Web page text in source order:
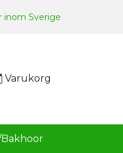
inom Sverige
Varukorg